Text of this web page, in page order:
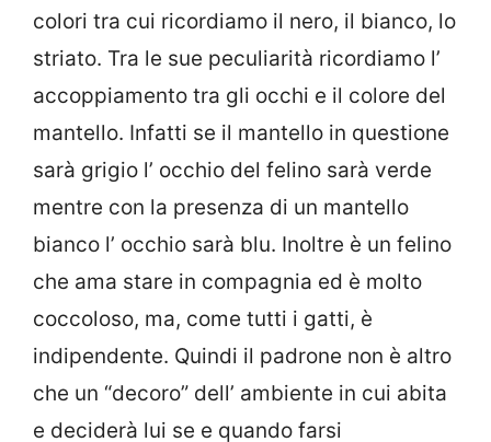
colori tra cui ricordiamo il nero, il bianco, lo
striato. Tra le sue peculiarità ricordiamo l’
accoppiamento tra gli occhi e il colore del
mantello. Infatti se il mantello in questione
sarà grigio l’ occhio del felino sarà verde
mentre con la presenza di un mantello
bianco l’ occhio sarà blu. Inoltre è un felino
che ama stare in compagnia ed è molto
coccoloso, ma, come tutti i gatti, è
indipendente. Quindi il padrone non è altro
che un “decoro” dell’ ambiente in cui abita
e deciderà lui se e quando farsi